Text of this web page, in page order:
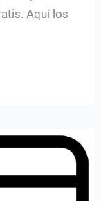
Aquí los